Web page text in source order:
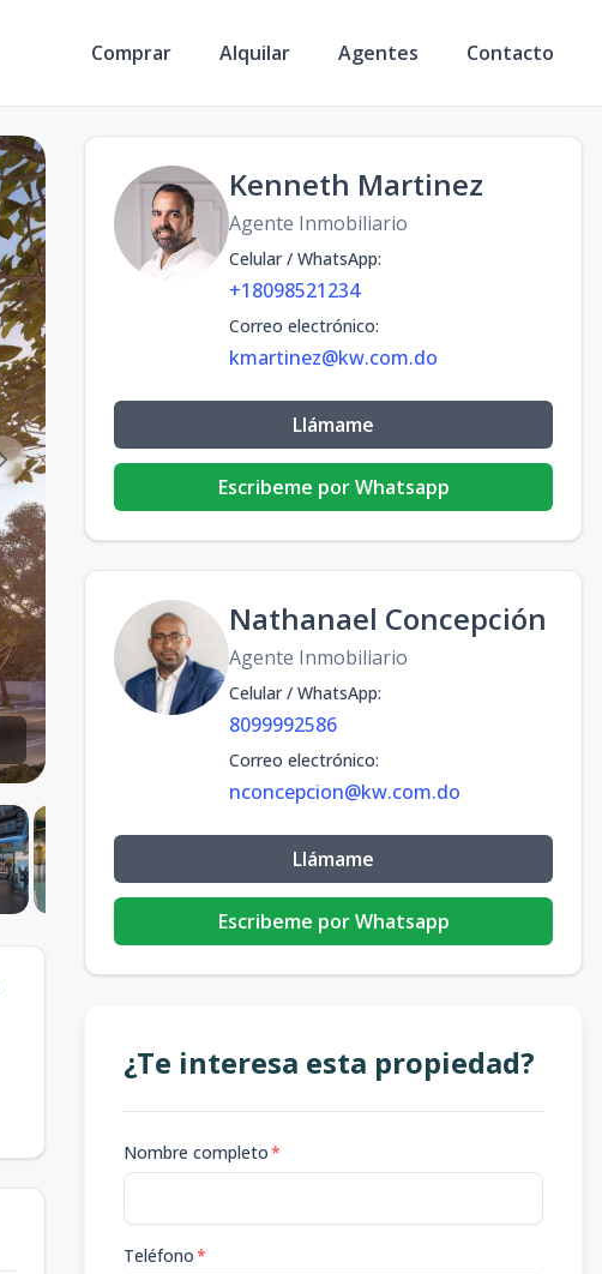
Comprar Alquilar Agentes Contacto
Kenneth Martinez
Agente Inmobiliario
Celular / WhatsApp:
+18098521234
Correo electrónico:
kmartinez@kw.com.do
Llámame
Escribeme por Whatsapp
Nathanael Concepción
Agente Inmobiliario
Celular / WhatsApp:
8099992586
Correo electrónico:
nconcepcion@kw.com.do
Llámame
Escribeme por Whatsapp
¿Te interesa esta propiedad?
Nombre completo*
Teléfono*